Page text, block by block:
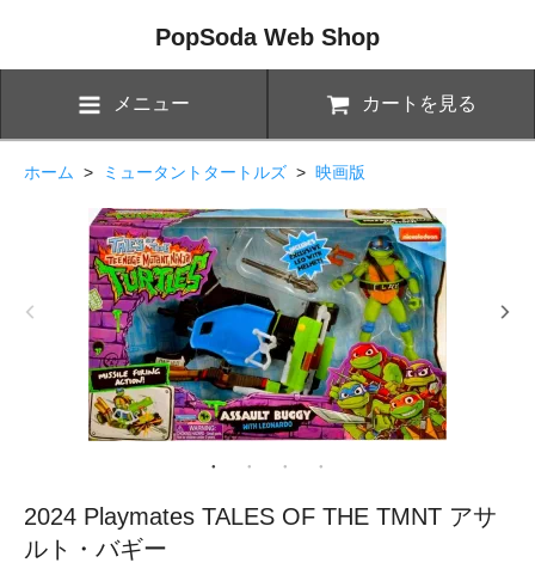
PopSoda Web Shop
メニュー カートを見る
ホーム > ミュータントタートルズ > 映画版
2024 Playmates TALES OF THE TMNT アサ
ルト・バギー